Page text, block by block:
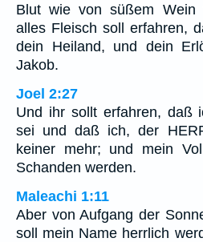
Blut wie von süßem Wein
alles Fleisch soll erfahren,
dein Heiland, und dein
Jakob.
Joel 2:27
Und ihr sollt erfahren, daß
sei und daß ich, der
keiner mehr; und mein
Schanden werden.
Maleachi 1:11
Aber von Aufgang der
soll mein Name herrlich